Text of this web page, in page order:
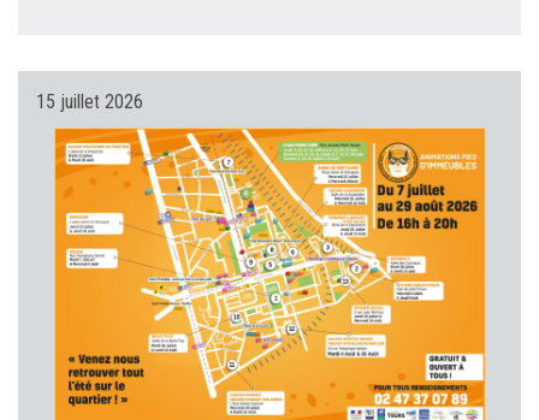
15 juillet 2026